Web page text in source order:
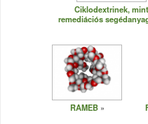
Ciklodextrinek, mint
remediációs
RAMEB